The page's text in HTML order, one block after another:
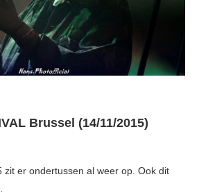
Brussel (14/11/2015)
zit er ondertussen al weer op. Ook dit